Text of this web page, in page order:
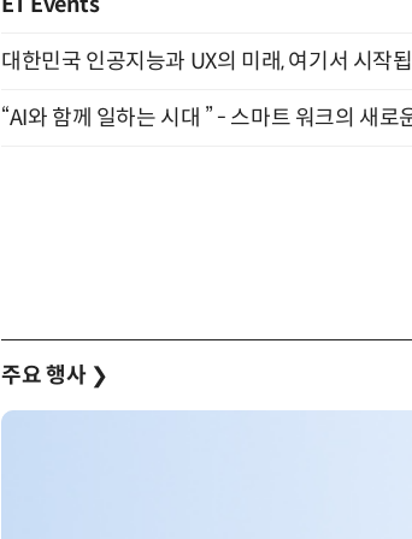
대한민국 인공지능과 UX의 미래, 여기서 시
“AI와 함께 일하는 시대 ” - 스마트 워크의 새
주요 행사 ❯